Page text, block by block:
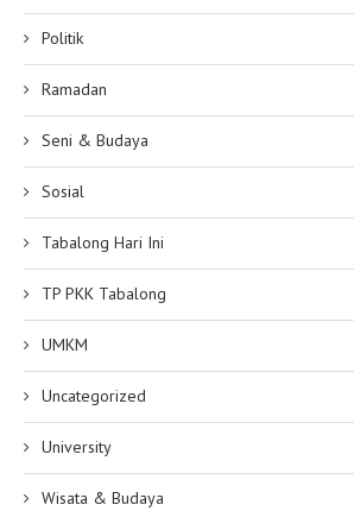
Politik
Ramadan
Seni & Budaya
Sosial
Tabalong Hari Ini
TP PKK Tabalong
UMKM
Uncategorized
University
Wisata & Budaya